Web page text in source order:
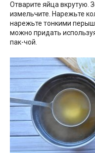
Отварите яйца вкрутую.
измельчите. Нарежьте
нарежьте тонкими
можно придать
пак-чой.